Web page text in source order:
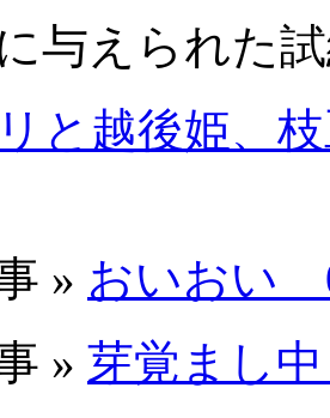
与えられた
と越後姫、
» おいおい
» 芽覚まし